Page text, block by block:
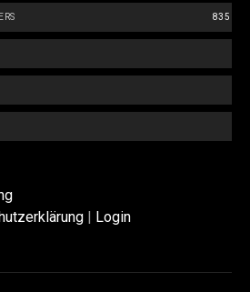
835
| Login